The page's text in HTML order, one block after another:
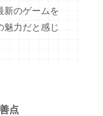
新のゲームを
魅力だと感じ
点